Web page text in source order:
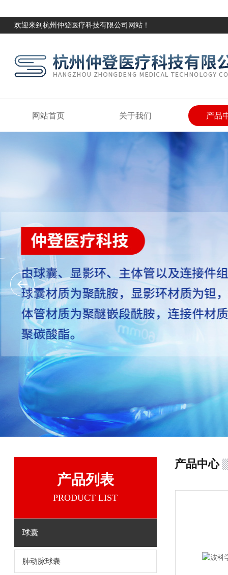
欢迎来到杭州仲登医疗科技有限公司网站！
网站首页 关于我们 产品
产品列表
PRODUCT LIST
球囊
肺动脉球囊
产品中心